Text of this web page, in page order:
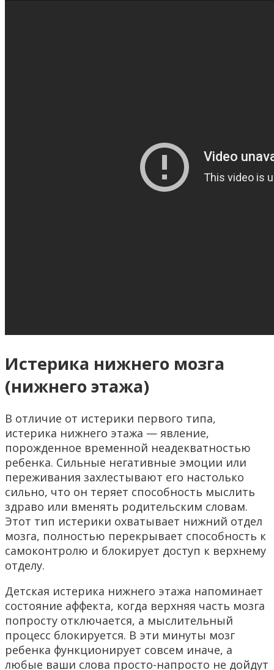
Истерика нижнего мозга
(нижнего этажа)
В отличие от истерики первого типа,
истерика нижнего этажа — явление,
порожденное временной неадекватностью
ребенка. Сильные негативные эмоции или
переживания захлестывают его настолько
сильно, что он теряет способность мыслить
здраво или вменять родительским словам.
Этот тип истерики охватывает нижний отдел
мозга, полностью перекрывает способность к
самоконтролю и блокирует доступ к верхнему
отделу.
Детская истерика нижнего этажа напоминает
состояние аффекта, когда верхняя часть мозга
попросту отключается, а мыслительный
процесс блокируется. В эти минуты мозг
ребенка функционирует совсем иначе, а
любые ваши слова просто-напросто не дойдут